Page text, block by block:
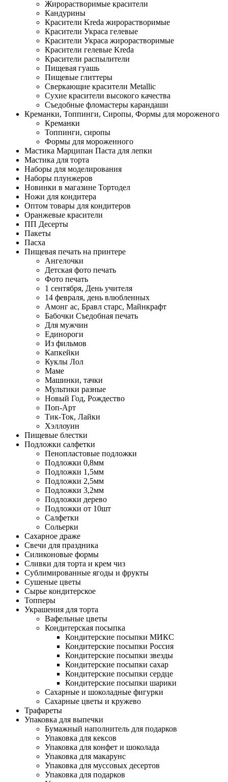
Жирорастворимые красители
Кандурины
Красители Kreda жирорастворимые
Красители Украса гелевые
Красители Украса жирорастворимые
Красители гелевые Kreda
Красители распылители
Пищевая гуашь
Пищевые глиттеры
Сверкающие красители Metallic
Сухие красители высокого качества
Съедобные фломастеры карандаши
Креманки, Топпинги, Сиропы, Формы для мороженого
Креманки
Топпинги, сиропы
Формы для мороженного
Мастика Марципан Паста для лепки
Мастика для торта
Наборы для моделирования
Наборы плунжеров
Новинки в магазине Тортодел
Ножи для кондитера
Оптом товары для кондитеров
Оранжевые красители
ПП Десерты
Пакеты
Пасха
Пищевая печать на принтере
Ангелочки
Детская фото печать
Фото печать
1 сентября, День учителя
14 февраля, день влюбленных
Амонг ас, Бравл старс, Майнкрафт
Бабочки Съедобная печать
Для мужчин
Единороги
Из фильмов
Капкейки
Куклы Лол
Маме
Машинки, тачки
Мультики разные
Новый Год, Рождество
Поп-Арт
Тик-Ток, Лайки
Хэллоуин
Пищевые блестки
Подложки салфетки
Пенопластовые подложки
Подложки 0,8мм
Подложки 1,5мм
Подложки 2,5мм
Подложки 3,2мм
Подложки дерево
Подложки от 10шт
Салфетки
Сольерки
Сахарное драже
Свечи для праздника
Силиконовые формы
Сливки для торта и крем чиз
Сублимированные ягоды и фрукты
Сушеные цветы
Сырье кондитерское
Топперы
Украшения для торта
Вафельные цветы
Кондитерская посыпка
Кондитерские посыпки МИКС
Кондитерские посыпки Россия
Кондитерские посыпки звезды
Кондитерские посыпки сахар
Кондитерские посыпки сердце
Кондитерские посыпки шарики
Сахарные и шоколадные фигурки
Сахарные цветы и кружево
Трафареты
Упаковка для выпечки
Бумажный наполнитель для подарков
Упаковка для кексов
Упаковка для конфет и шоколада
Упаковка для макарунс
Упаковка для муссовых десертов
Упаковка для подарков